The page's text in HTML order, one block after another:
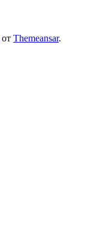
от Themeansar.